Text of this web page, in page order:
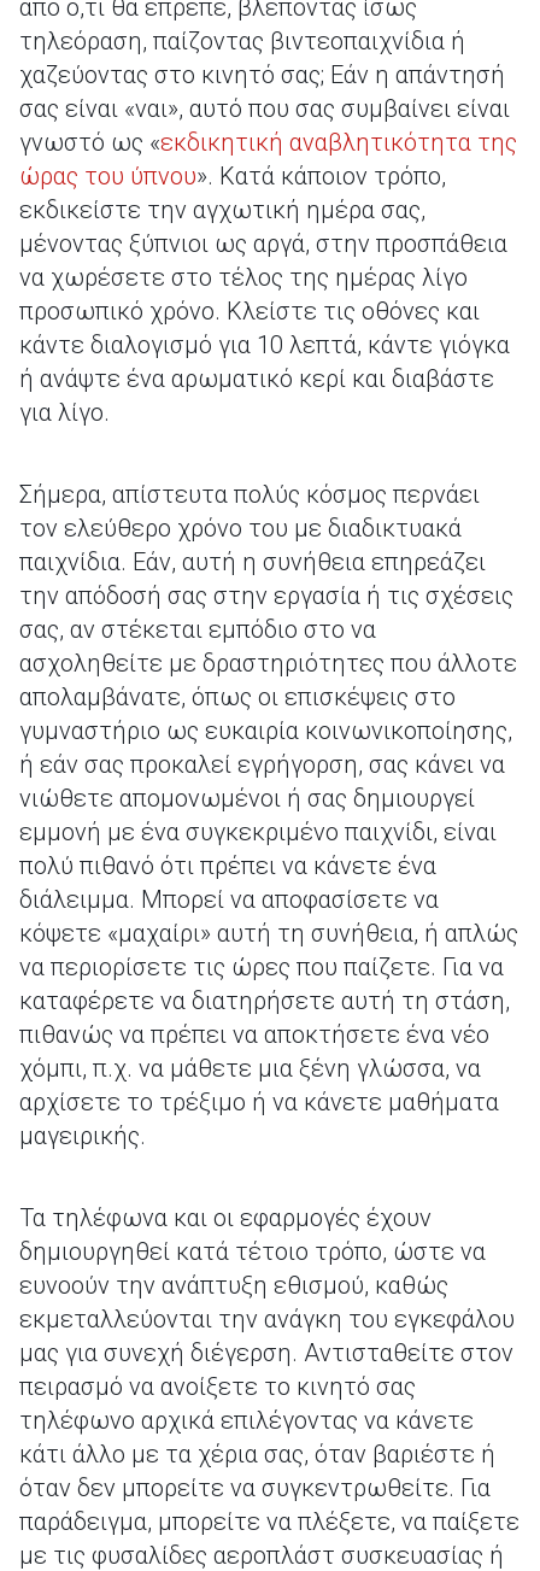
από ό,τι θα έπρεπε, βλέποντας ίσως
τηλεόραση, παίζοντας βιντεοπαιχνίδια ή
χαζεύοντας στο κινητό σας; Εάν η απάντησή
σας είναι «ναι», αυτό που σας συμβαίνει είναι
γνωστό ως «εκδικητική αναβλητικότητα της
ώρας του ύπνου». Κατά κάποιον τρόπο,
εκδικείστε την αγχωτική ημέρα σας,
μένοντας ξύπνιοι ως αργά, στην προσπάθεια
να χωρέσετε στο τέλος της ημέρας λίγο
προσωπικό χρόνο. Κλείστε τις οθόνες και
κάντε διαλογισμό για 10 λεπτά, κάντε γιόγκα
ή ανάψτε ένα αρωματικό κερί και διαβάστε
για λίγο.
Σήμερα, απίστευτα πολύς κόσμος περνάει
τον ελεύθερο χρόνο του με διαδικτυακά
παιχνίδια. Εάν, αυτή η συνήθεια επηρεάζει
την απόδοσή σας στην εργασία ή τις σχέσεις
σας, αν στέκεται εμπόδιο στο να
ασχοληθείτε με δραστηριότητες που άλλοτε
απολαμβάνατε, όπως οι επισκέψεις στο
γυμναστήριο ως ευκαιρία κοινωνικοποίησης,
ή εάν σας προκαλεί εγρήγορση, σας κάνει να
νιώθετε απομονωμένοι ή σας δημιουργεί
εμμονή με ένα συγκεκριμένο παιχνίδι, είναι
πολύ πιθανό ότι πρέπει να κάνετε ένα
διάλειμμα. Μπορεί να αποφασίσετε να
κόψετε «μαχαίρι» αυτή τη συνήθεια, ή απλώς
να περιορίσετε τις ώρες που παίζετε. Για να
καταφέρετε να διατηρήσετε αυτή τη στάση,
πιθανώς να πρέπει να αποκτήσετε ένα νέο
χόμπι, π.χ. να μάθετε μια ξένη γλώσσα, να
αρχίσετε το τρέξιμο ή να κάνετε μαθήματα
μαγειρικής.
Τα τηλέφωνα και οι εφαρμογές έχουν
δημιουργηθεί κατά τέτοιο τρόπο, ώστε να
ευνοούν την ανάπτυξη εθισμού, καθώς
εκμεταλλεύονται την ανάγκη του εγκεφάλου
μας για συνεχή διέγερση. Αντισταθείτε στον
πειρασμό να ανοίξετε το κινητό σας
τηλέφωνο αρχικά επιλέγοντας να κάνετε
κάτι άλλο με τα χέρια σας, όταν βαριέστε ή
όταν δεν μπορείτε να συγκεντρωθείτε. Για
παράδειγμα, μπορείτε να πλέξετε, να παίξετε
με τις φυσαλίδες αεροπλάστ συσκευασίας ή